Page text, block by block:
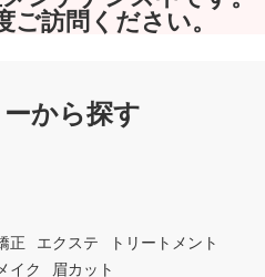
ご訪問ください。
から探す
正 エクステ
トリートメント
メイク 眉カット